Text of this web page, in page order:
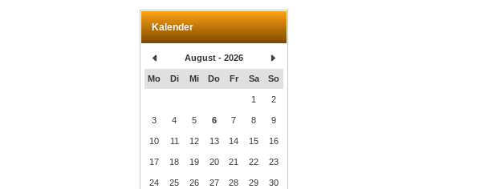
Kalender
August - 2026
Mo Di Mi Do Fr Sa So
1 2
3 4 5 6 7 8 9
10 11 12 13 14 15 16
17 18 19 20 21 22 23
24 25 26 27 28 29 30